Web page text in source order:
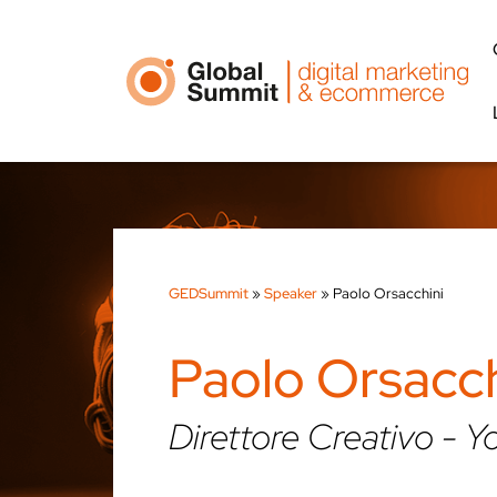
GEDSummit»Speaker» Paolo Orsacchini
Paolo
Direttore Creativo -